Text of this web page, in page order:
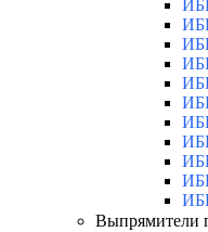
Выпрямители